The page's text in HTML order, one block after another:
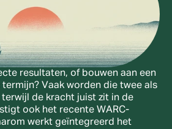
resultaten, of bouwen aan een
Vaak worden die twee als
terwijl de kracht juist zit in de
ook het recente WARC-
werkt geïntegreerd het